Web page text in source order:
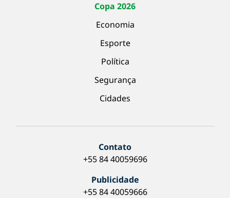
Copa 2026
Economia
Esporte
Política
Segurança
Cidades
Contato
+55 84 40059696
Publicidade
+55 84 40059666